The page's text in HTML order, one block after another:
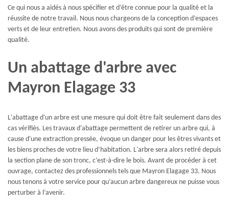
Ce qui nous a aidés à nous spécifier et d’être connue pour la qualité et la
réussite de notre travail. Nous nous chargeons de la conception d’espaces
verts et de leur entretien. Nous avons des produits qui sont de première
qualité.
Un abattage d'arbre avec
Mayron Elagage 33
L'abattage d'un arbre est une mesure qui doit être fait seulement dans des
cas vérifiés. Les travaux d'abattage permettent de retirer un arbre qui, à
cause d'une extraction pressée, évoque un danger pour les êtres vivants et
les biens proches de votre lieu d’habitation. L'arbre sera alors retiré depuis
la section plane de son tronc, c’est-à-dire le bois. Avant de procéder à cet
ouvrage, contactez des professionnels tels que Mayron Elagage 33. Nous
nous tenons à votre service pour qu’aucun arbre dangereux ne puisse vous
perturber à l’avenir.